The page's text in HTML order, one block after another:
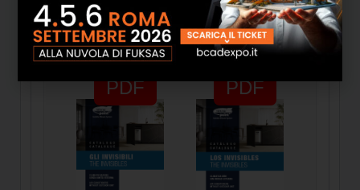
Catalogo
Imagine Eng
Catalogo
Imagine De
PDF PDF